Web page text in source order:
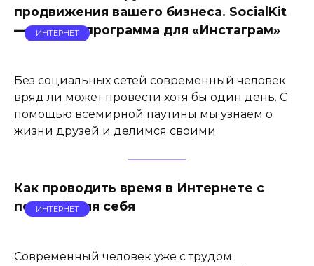
продвижения вашего бизнеса. SocialKit
— лучшая программа для «Инстаграм»
ИНТЕРНЕТ
Без социальных сетей современный человек
вряд ли может провести хотя бы один день. С
помощью всемирной паутины мы узнаем о
жизни друзей и делимся своими
Как проводить время в Интернете с
пользой для себя
ИНТЕРНЕТ
Современный человек уже с трудом